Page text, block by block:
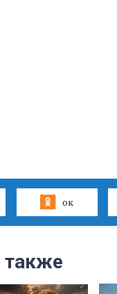
ок
также